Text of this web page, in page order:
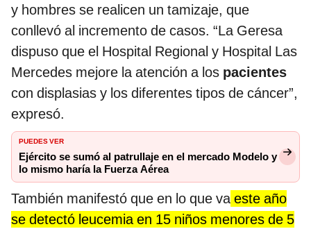
y hombres se realicen un tamizaje, que
conllevó al incremento de casos. “La Geresa
dispuso que el Hospital Regional y Hospital Las
Mercedes mejore la atención a los pacientes
con displasias y los diferentes tipos de cáncer”,
expresó.
PUEDES VER
Ejército se sumó al patrullaje en el mercado Modelo y
lo mismo haría la Fuerza Aérea
También manifestó que en lo que va este año
se detectó leucemia en 15 niños menores de 5